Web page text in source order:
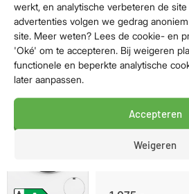
werkt, en analytische verbeteren de
advertenties volgen we gedrag
site. Meer weten? Lees de cookie- en
'Oké' om te accepteren. Bij weigeren
functionele en beperkte analytische
later aanpassen.
Accepteren
Weigeren
1.239,-
Bekijk
Energieklasse A-
Geluidsniveau